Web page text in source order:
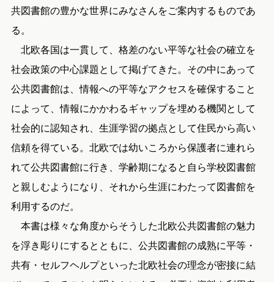
共図書館の豊かな世界にみなさんをご案内するものであ
る。
北欧各国は一貫して、格差のない平等な社会の確立を
社会政策の中心課題として掲げてきた。その中にあって
公共図書館は、情報への平等なアクセスを確保すること
によって、情報にかかわるギャップを埋める機関として
社会的に認知され、生涯学習の拠点として住民から高い
信頼を得ている。北欧では幼いころから保護者に連れら
れて公共図書館に行き、学齢期になると自ら学校図書館
と親しむようになり、それから生涯にわたって図書館を
利用するのだ。
本書は様々な角度からそうした北欧公共図書館の魅力
を浮き彫りにするとともに、公共図書館の成熟に平等・
共有・セルフヘルプといった北欧社会の理念が密接に結